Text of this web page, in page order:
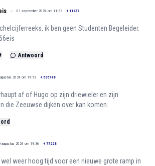
01 september 2024 om 11:53 + 11477
ik ben geen Studenten Begeleider.
Antwoord
2024 om 19:53 + 535718
af of Hugo op zijn driewieler en zijn
die Zeeuwse dijken over kan komen.
augustus 2024 om 19:36 + 77228
wel weer hoog tijd voor een nieuwe grote ramp in